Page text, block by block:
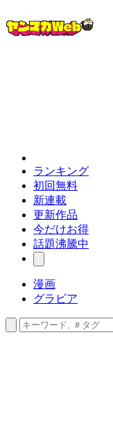
ランキング
初回無料
新連載
更新作品
今だけお得
話題沸騰中
漫画
グラビア